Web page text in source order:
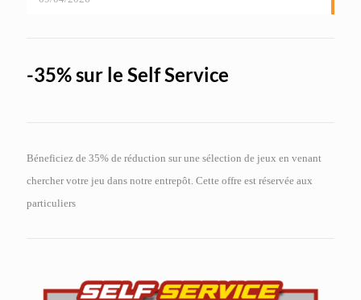
-35% sur le Self Service
Béneficiez de 35% de réduction sur une sélection de jeux en venant
chercher votre jeu dans notre entrepôt. Cette offre est réservée aux
particuliers